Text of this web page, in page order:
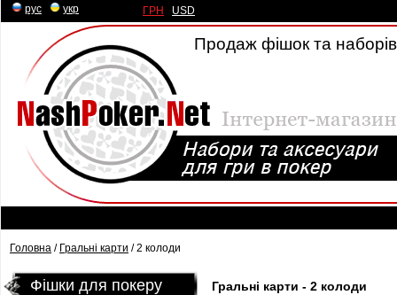
рус укр ГРН USD
Продаж фішок та
Головна / Гральні карти / 2 колоди
Фішки для покеру
Гральні карти - 2 колоди